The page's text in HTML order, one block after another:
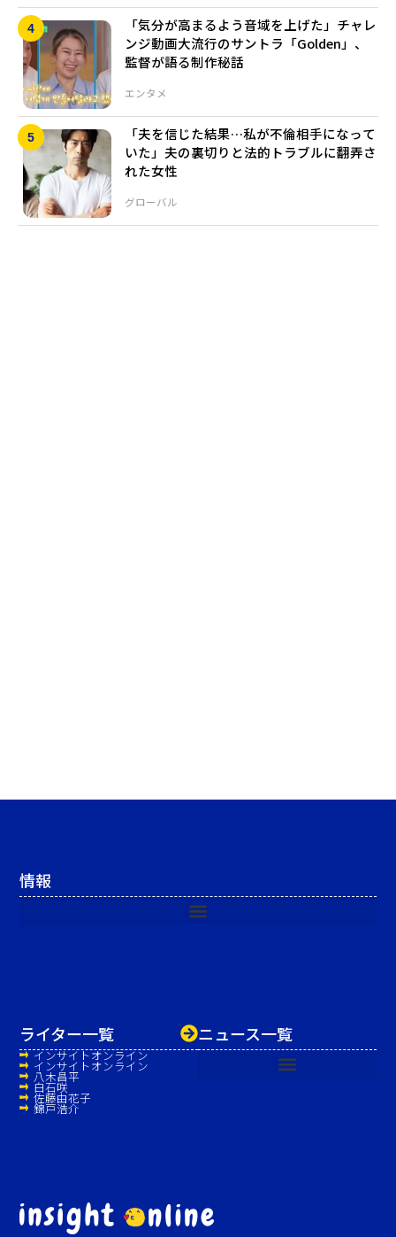
エンタメ
「気分が高まるよう音域を上げた」チャレ
ンジ動画大流行のサントラ「Golden」、
監督が語る制作秘話
グローバル
「夫を信じた結果…私が不倫相手になって
いた」夫の裏切りと法的トラブルに翻弄さ
れた女性
ニュース一覧
ライター一覧
インサイトオンライン
インサイトオンライン
八木昌平
白石咲
佐藤由花子
錦戸浩介
情報